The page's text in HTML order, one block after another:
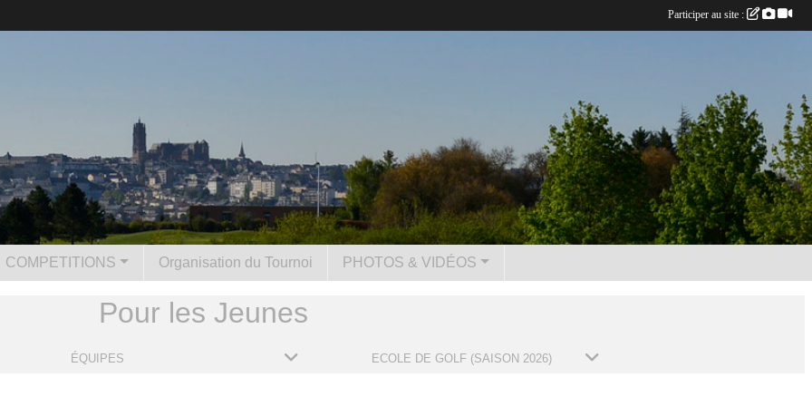
COMPETITIONS Organisation du Tournoi PHOTOS & VIDÉOS
Pour les Jeunes
ÉQUIPES ECOLE DE GOLF (SAISON 2026)
Participer au site :